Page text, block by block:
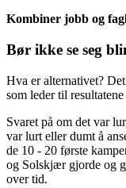
Kombiner jobb og
Bør ikke se seg
Hva er alternativet?
som leder til
Svaret på om det var
var lurt eller dumt å
de 10 - 20 første
og Solskjær gjorde og
over tid.